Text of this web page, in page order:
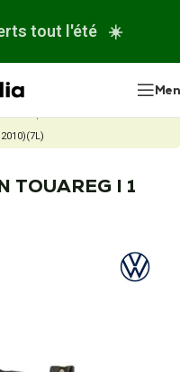
tout l'été ☀️
compteur automobile
TOUAREG I 1